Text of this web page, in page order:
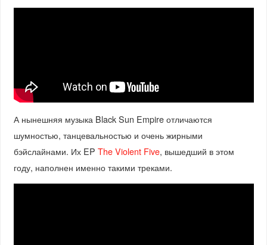
А нынешняя музыка Black Sun Empire отличаются
шумностью, танцевальностью и очень жирными
бэйслайнами. Их EP The Violent Five, вышедший в этом
году, наполнен именно такими треками.